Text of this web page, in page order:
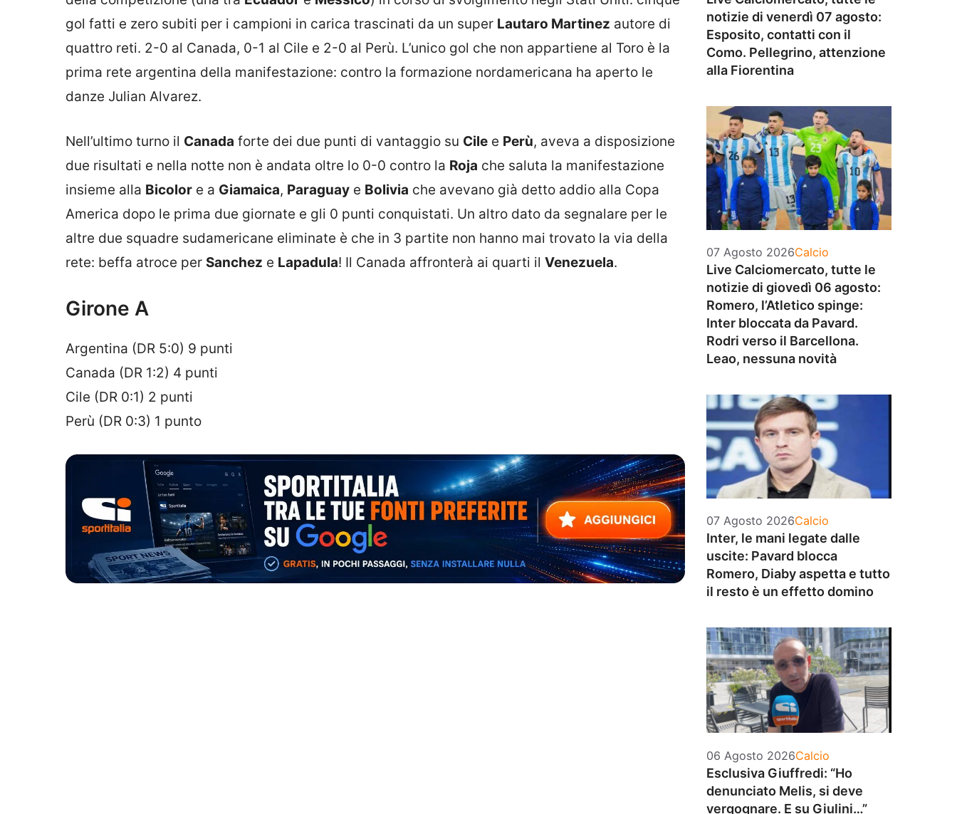
gol fatti e zero subiti per i campioni in carica trascinati da un super Lautaro Martinez autore di
quattro reti. 2-0 al Canada, 0-1 al Cile e 2-0 al Perù. L’unico gol che non appartiene al Toro è la
prima rete argentina della manifestazione: contro la formazione nordamericana ha aperto le
danze Julian Alvarez.
Nell’ultimo turno il Canada forte dei due punti di vantaggio su Cile e Perù, aveva a disposizione
due risultati e nella notte non è andata oltre lo 0-0 contro la Roja che saluta la manifestazione
insieme alla Bicolor e a Giamaica, Paraguay e Bolivia che avevano già detto addio alla Copa
America dopo le prima due giornate e gli 0 punti conquistati. Un altro dato da segnalare per le
altre due squadre sudamericane eliminate è che in 3 partite non hanno mai trovato la via della
rete: beffa atroce per Sanchez e Lapadula! Il Canada affronterà ai quarti il Venezuela.
Girone A
Argentina (DR 5:0) 9 punti
Canada (DR 1:2) 4 punti
Cile (DR 0:1) 2 punti
Perù (DR 0:3) 1 punto
notizie di venerdì 07 agosto:
Esposito, contatti con il
Como. Pellegrino, attenzione
alla Fiorentina
07 Agosto 2026Categorie
Calcio
Live Calciomercato, tutte le
notizie di giovedì 06 agosto:
Romero, l’Atletico spinge:
Inter bloccata da Pavard.
Rodri verso il Barcellona.
Leao, nessuna novità
07 Agosto 2026Categorie
Calcio
Inter, le mani legate dalle
uscite: Pavard blocca
Romero, Diaby aspetta e tutto
il resto è un effetto domino
06 Agosto 2026Categorie
Calcio
Esclusiva Giuffredi: “Ho
denunciato Melis, si deve
vergognare. E su Giulini…”